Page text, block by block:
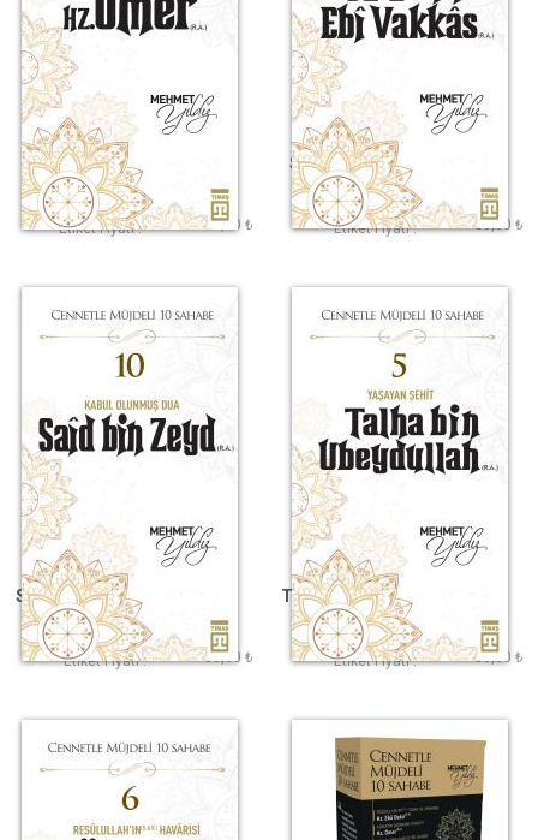
Hz. Ömer (R.A.)
Mehmet Yıldız
Etiket Fiyatı : 120,00 ₺
Sad Bin Ebi Vakkas
(R.A.)
Mehmet Yıldız
Etiket Fiyatı : 80,00 ₺
Said Bin Zeyd (R.A.)
Mehmet Yıldız
Etiket Fiyatı : 80,00 ₺
Talha Bin Ubeydullah
(R.A.)
Mehmet Yıldız
Etiket Fiyatı : 80,00 ₺